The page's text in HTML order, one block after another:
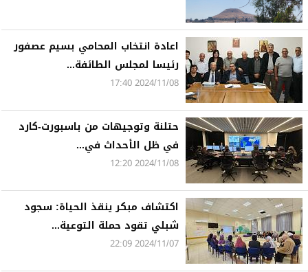
اعادة انتخاب المحامي بسيم عصفور
رئيسا لمجلس الطائفة...
2024/11/08 17:40
حتلنة وتوجيهات من باسبورت-كارد
في ظل الأحداث في...
2024/11/08 12:20
اكتشاف مبكر ينقذ الحياة: سجود
شبلي تقود حملة التوعية...
2024/11/07 22:09